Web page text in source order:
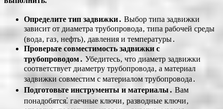
Определите тип задвижки․ Выбор типа задвижки
зависит от диаметра трубопровода‚ типа рабочей среды
(вода‚ газ‚ нефть)‚ давления и температуры․
Проверьте совместимость задвижки с
трубопроводом․ Убедитесь‚ что диаметр задвижки
соответствует диаметру трубопровода‚ а материал
задвижки совместим с материалом трубопровода․
Подготовьте инструменты и материалы․ Вам
понадобятся⁚ гаечные ключи‚ разводные ключи‚